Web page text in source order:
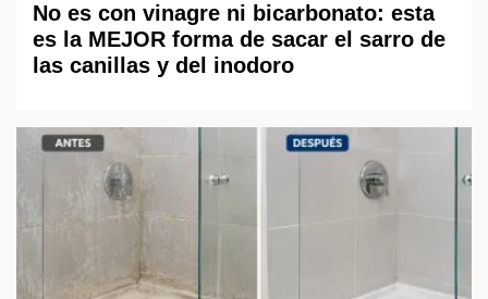
No es con vinagre ni bicarbonato: esta
es la MEJOR forma de sacar el sarro de
las canillas y del inodoro